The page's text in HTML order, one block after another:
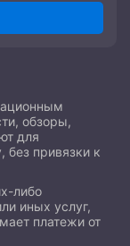
обзоры,
для
без привязки к
либо
иных услуг,
платежи от